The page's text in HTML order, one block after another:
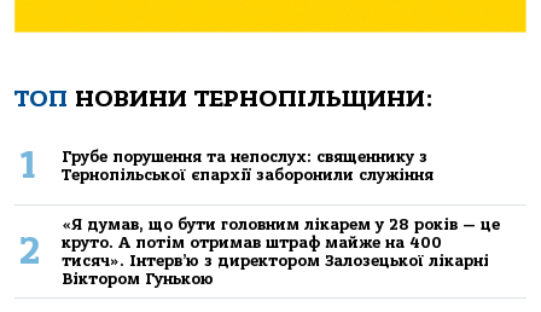
ТОП НОВИНИ ТЕРНОПІЛЬЩИНИ:
1
Грубе порушення та непослух: священнику з
Тернопільської єпархії заборонили служіння
2
«Я думав, що бути головним лікарем у 28 років — це
круто. А потім отримав штраф майже на 400
тисяч». Інтерв’ю з директором Залозецької лікарні
Віктором Гунькою